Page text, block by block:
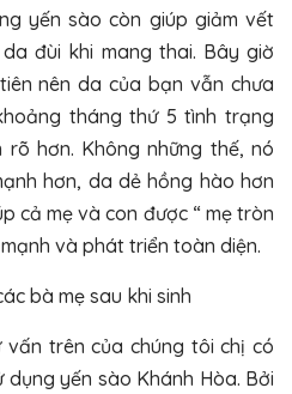
yến sào còn giúp giảm vết
đùi khi mang thai. Bây giờ
nên da của bạn vẫn chưa
tháng thứ 5 tình trạng
hơn. Không những thế, nó
hơn, da dẻ hồng hào hơn
cả mẹ và con được “ mẹ tròn
và phát triển toàn diện.
bà mẹ sau khi sinh
trên của chúng tôi chị có
yến sào Khánh Hòa. Bởi